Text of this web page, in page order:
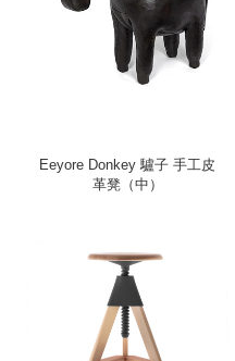
Eeyore Donkey 驢子 手工皮
革凳（中）